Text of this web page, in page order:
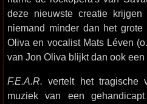
deze nieuwste creatie
niemand minder dan het
Oliva en vocalist Mats Léven
van Jon Oliva blijkt dan ook
F.E.A.R. vertelt het tragische
muziek van een